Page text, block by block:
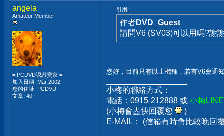
angela
Amateur Member
= PCDVD認證賣家 =
加入日期: Mar 2002
您的住址: PCDVD
文章: 40
引用:
作者DVD_Guest
請問V6 (SV03)可以用嗎?謝
您好，目前只有以上機種，若有V6會通
小梅的聯絡方式：
電話：0915-212888 或 小梅
(小梅會盡快回覆您
)
E-MAIL： (信箱有時會比較晚回